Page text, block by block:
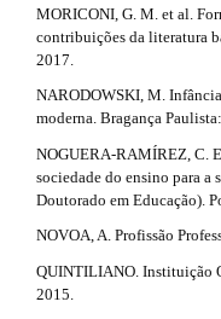
e
_
m
n
u
.
s
i
e
b
a
MORICONI, G. M. et al.
contribuições da literatura
2017.
NARODOWSKI, M.
moderna. Bragança
NOGUERA-RAMÍREZ, C.
sociedade do ensino para a
Doutorado em Educação).
NOVOA, A. Profissão
QUINTILIANO. Instituição
2015.